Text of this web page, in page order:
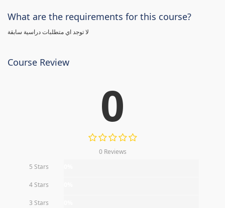
What are the requirements for this course?
لا توجد اي متطلبات دراسية سابقة
Course Review
0
0 Reviews
5 Stars
4 Stars
3 Stars